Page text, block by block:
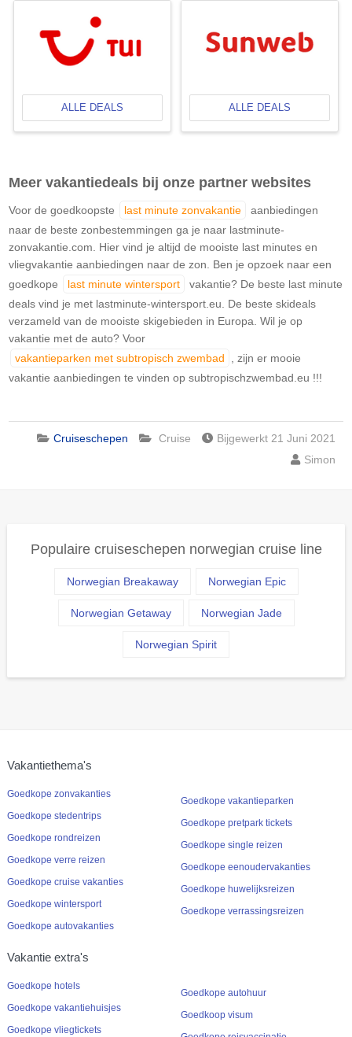
ALLE DEALS ALLE DEALS
Meer vakantiedeals bij onze partner websites
Voor de goedkoopste last minute zonvakantie
aanbiedingen
naar de beste zonbestemmingen ga je naar lastminute-
zonvakantie.com. Hier vind je altijd de mooiste last minutes en
vliegvakantie aanbiedingen naar de zon. Ben je opzoek naar een
goedkope
last minute wintersport
vakantie? De beste last minute
deals vind je met lastminute-wintersport.eu. De beste skideals
verzameld van de mooiste skigebieden in Europa. Wil je op
vakantie met de auto? Voor
vakantieparken met subtropisch zwembad
, zijn er mooie
vakantie aanbiedingen te vinden op subtropischzwembad.eu !!!
Cruiseschepen Cruise
Bijgewerkt 21 Juni 2021
Simon
Populaire cruiseschepen norwegian cruise line
Norwegian Breakaway Norwegian Epic
Norwegian Getaway Norwegian Jade
Norwegian Spirit
Vakantiethema's
Goedkope zonvakanties
Goedkope stedentrips
Goedkope rondreizen
Goedkope verre reizen
Goedkope cruise vakanties
Goedkope wintersport
Goedkope autovakanties
Goedkope vakantieparken
Goedkope pretpark tickets
Goedkope single reizen
Goedkope eenoudervakanties
Goedkope huwelijksreizen
Goedkope verrassingsreizen
Vakantie extra's
Goedkope hotels
Goedkope vakantiehuisjes
Goedkope vliegtickets
Goedkope autohuur
Goedkoop visum